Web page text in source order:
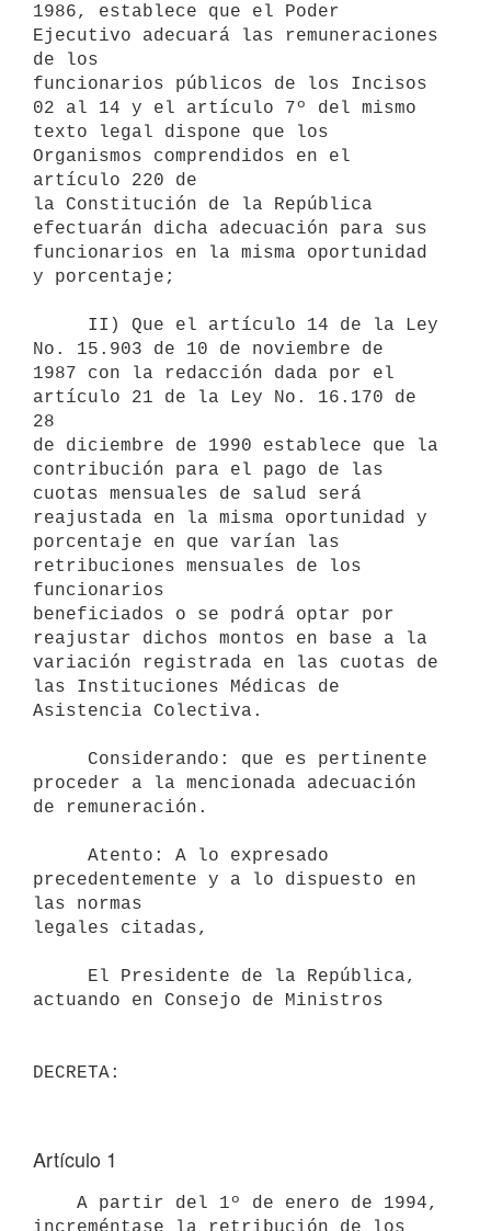
1986, establece que el Poder
Ejecutivo adecuará las remuneraciones
de los
funcionarios públicos de los Incisos
02 al 14 y el artículo 7º del mismo
texto legal dispone que los
Organismos comprendidos en el
artículo 220 de
la Constitución de la República
efectuarán dicha adecuación para sus
funcionarios en la misma oportunidad
y porcentaje;
No. 15.903 de 10 de noviembre de
1987 con la redacción dada por el
artículo 21 de la Ley No. 16.170 de
28
de diciembre de 1990 establece que la
contribución para el pago de las
cuotas mensuales de salud será
reajustada en la misma oportunidad y
porcentaje en que varían las
retribuciones mensuales de los
funcionarios
beneficiados o se podrá optar por
reajustar dichos montos en base a la
variación registrada en las cuotas de
las Instituciones Médicas de
Asistencia Colectiva.
proceder a la mencionada adecuación
de remuneración.
precedentemente y a lo dispuesto en
las normas
legales citadas,
actuando en Consejo de Ministros
Artículo 1